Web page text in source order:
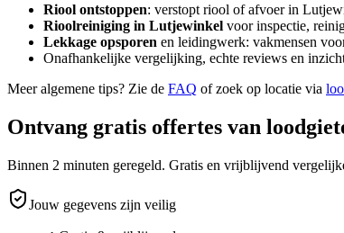
Riool ontstoppen: verstopt riool of afvoer in
Rioolreiniging in Lutjewinkel voor inspectie,
Lekkage opsporen en leidingwerk: vakmensen
Onafhankelijke vergelijking, echte reviews en
Meer algemene tips? Zie de FAQ of zoek op locatie via
Ontvang gratis offertes van
Binnen 2 minuten geregeld. Gratis en vrijblijvend
Jouw gegevens zijn veilig